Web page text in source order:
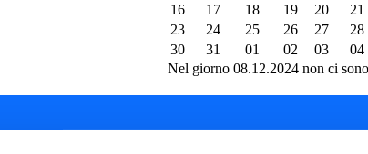
16
17 18 19 20 21
23
24 25 26 27 28
30
31 01 02 03 04
Nel giorno 08.12.2024 non ci